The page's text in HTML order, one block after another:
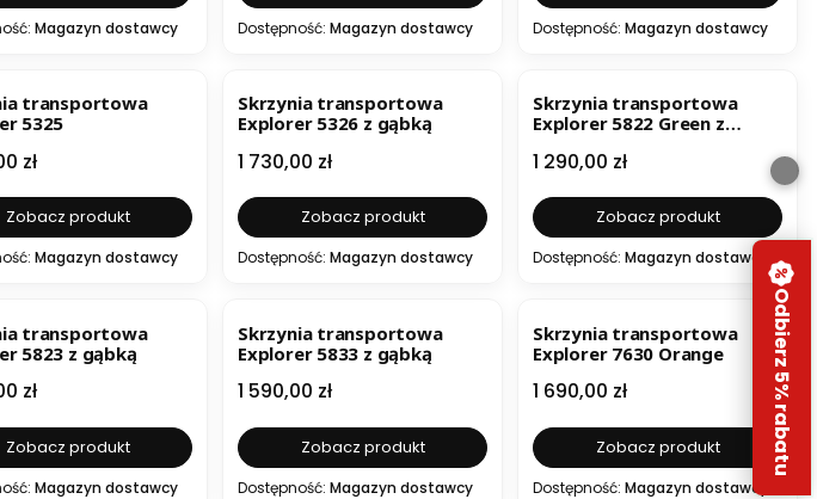
Magazyn dostawcy Dostępność: Magazyn dostawcy Dostępność: Magazyn dostawcy
transportowa
5325
zł
Zobacz produkt
Magazyn dostawcy
Skrzynia transportowa
Explorer 5326 z gąbką
Cena
1 730,00 zł
Zobacz produkt
Dostępność: Magazyn dostawcy
Skrzynia transportowa
Explorer 5822 Green z
Cena
1 290,00 zł
Zobacz produkt
Dostępność: Magazyn dostawcy
transportowa
5823 z gąbką
zł
Zobacz produkt
Magazyn dostawcy
Skrzynia transportowa
Explorer 5833 z gąbką
Cena
1 590,00 zł
Zobacz produkt
Dostępność: Magazyn dostawcy
Skrzynia transportowa
Explorer 7630 Orange
Cena
1 690,00 zł
Zobacz produkt
Dostępność: Magazyn dostawcy
Odbierz 5% rabatu